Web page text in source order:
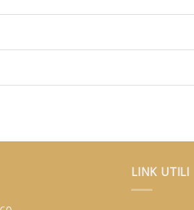
LINK UTILI